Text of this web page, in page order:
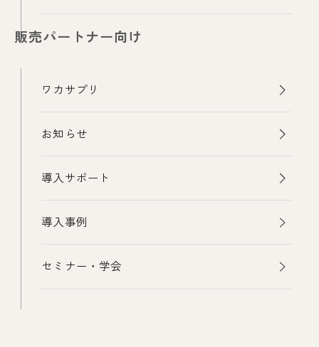
販売パートナー向け
ワカサプリ
お知らせ
導入サポート
導入事例
セミナー・学会